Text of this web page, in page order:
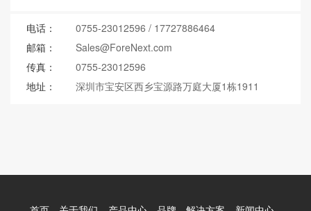
电话： 0755-23012596 / 17727886464
邮箱：
Sales@ForeNext.com
传真：
0755-23012596
地址：
深圳市宝安区西乡宝源路万庭大厦1栋1911